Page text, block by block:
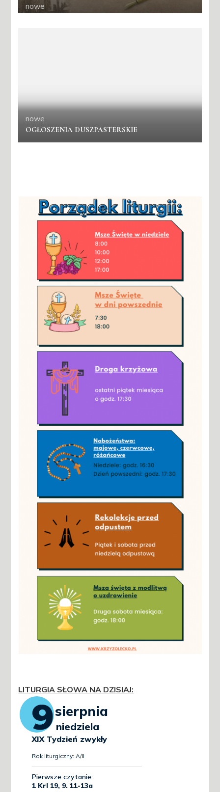
nowe
nowe
OGŁOSZENIA DUSZPASTERSKIE
LITURGIA SŁOWA NA DZISIAJ: